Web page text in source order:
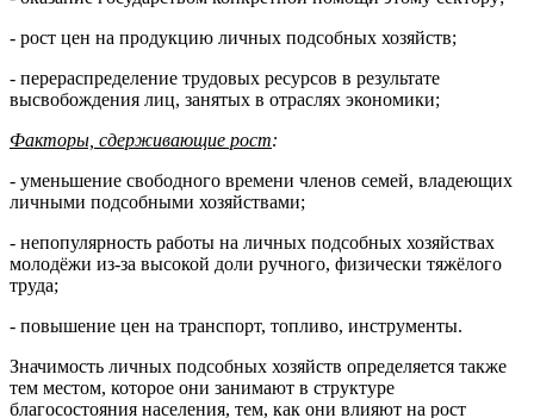
- рост цен на продукцию личных подсобных хозяйств;
- перераспределение трудовых ресурсов в результате
высвобождения лиц, занятых в отраслях экономики;
Факторы, сдерживающие рост:
- уменьшение свободного времени членов семей, владеющих
личными подсобными хозяйствами;
- непопулярность работы на личных подсобных хозяйствах
молодёжи из-за высокой доли ручного, физически тяжёлого
труда;
- повышение цен на транспорт, топливо, инструменты.
Значимость личных подсобных хозяйств определяется также
тем местом, которое они занимают в структуре
благосостояния населения, тем, как они влияют на рост